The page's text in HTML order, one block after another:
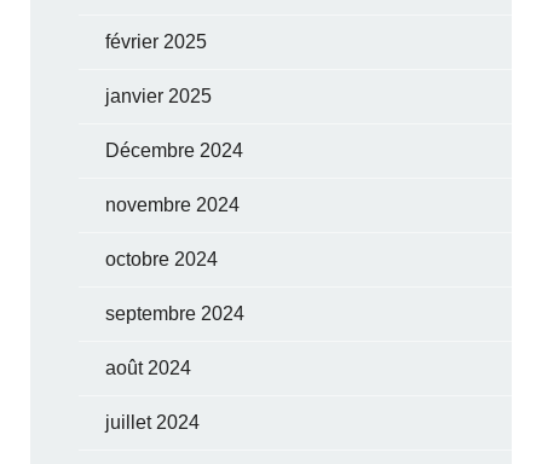
février 2025
janvier 2025
Décembre 2024
novembre 2024
octobre 2024
septembre 2024
août 2024
juillet 2024